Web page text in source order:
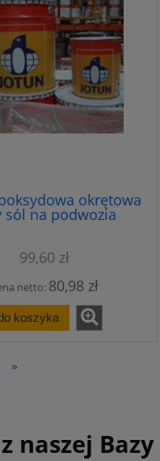
okrętowa
sól na podwozia
Jotamastic 90
99,60 zł
netto: 80,98 zł
koszyka
»
naszej